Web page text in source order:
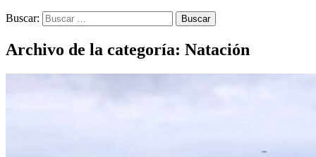
Buscar:
Archivo de la categoría: Natación